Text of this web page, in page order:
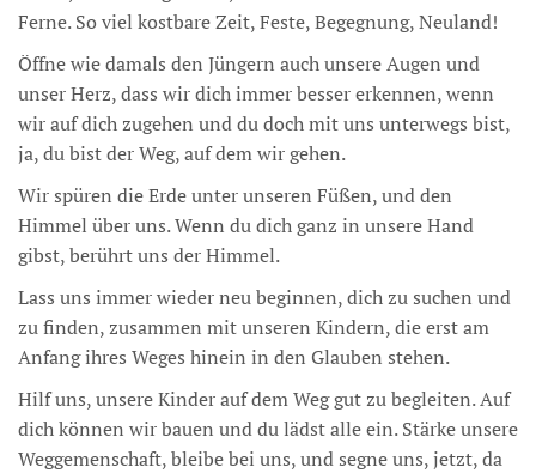
Ferne. So viel kostbare Zeit, Feste, Begegnung, Neuland!
Öffne wie damals den Jüngern auch unsere Augen und
unser Herz, dass wir dich immer besser erkennen, wenn
wir auf dich zugehen und du doch mit uns unterwegs bist,
ja, du bist der Weg, auf dem wir gehen.
Wir spüren die Erde unter unseren Füßen, und den
Himmel über uns. Wenn du dich ganz in unsere Hand
gibst, berührt uns der Himmel.
Lass uns immer wieder neu beginnen, dich zu suchen und
zu finden, zusammen mit unseren Kindern, die erst am
Anfang ihres Weges hinein in den Glauben stehen.
Hilf uns, unsere Kinder auf dem Weg gut zu begleiten. Auf
dich können wir bauen und du lädst alle ein. Stärke unsere
Weggemenschaft, bleibe bei uns, und segne uns, jetzt, da